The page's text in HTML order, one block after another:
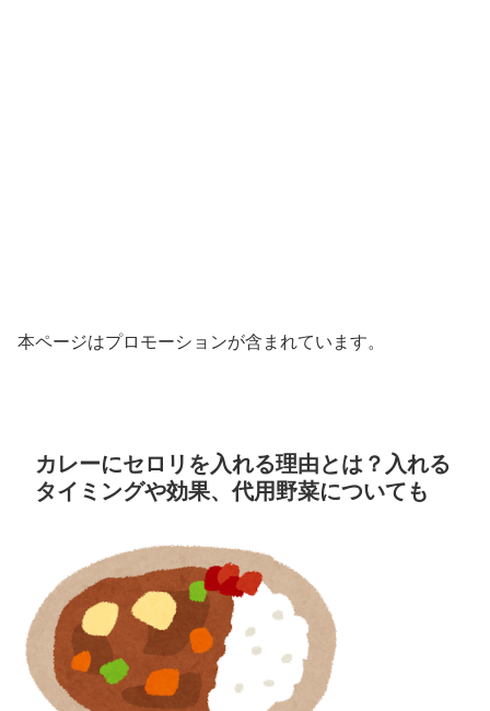
本ページはプロモーションが含まれています。
カレーにセロリを入れる理由とは？入れる
タイミングや効果、代用野菜についても